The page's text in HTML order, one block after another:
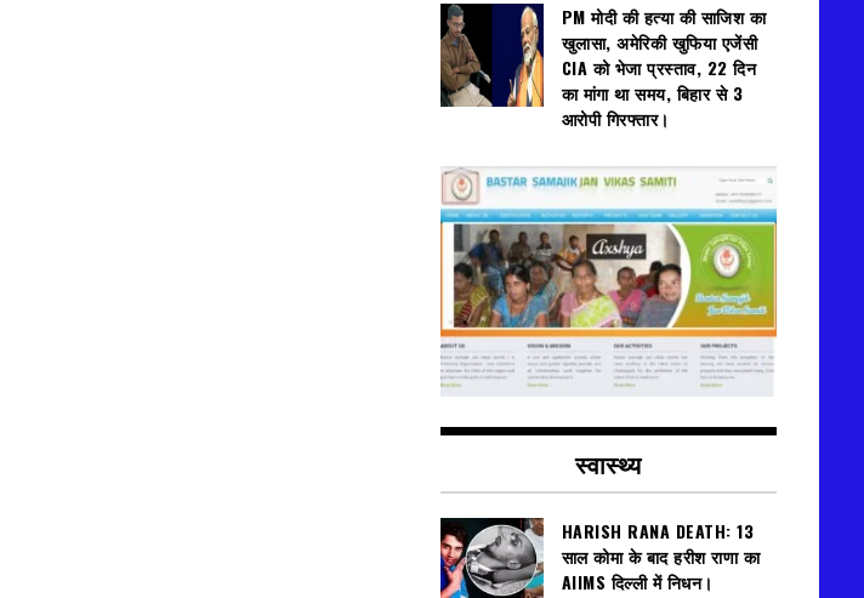
PM मोदी की हत्या की साजिश का
खुलासा, अमेरिकी खुफिया एजेंसी
CIA को भेजा प्रस्ताव, 22 दिन
का मांगा था समय, बिहार से 3
आरोपी गिरफ्तार।
स्वास्थ्य
HARISH RANA DEATH: 13
साल कोमा के बाद हरीश राणा का
AIIMS दिल्ली में निधन।